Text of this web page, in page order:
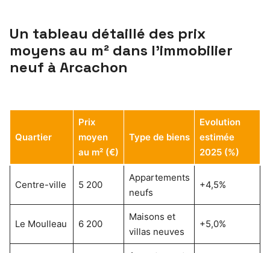
Un tableau détaillé des prix
moyens au m² dans l’immobilier
neuf à Arcachon
Quartier
Prix
moyen
au m² (€)
Type de biens
Evolution
estimée
2025 (%)
Centre-ville 5 200
Appartements
neufs
+4,5%
Le Moulleau 6 200
Maisons et
villas neuves
+5,0%